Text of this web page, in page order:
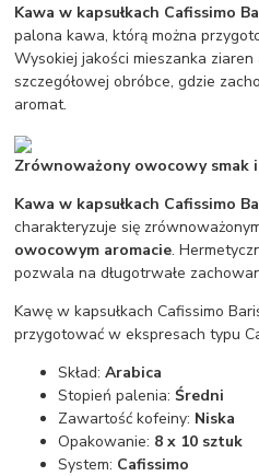
Kawa w kapsułkach Cafissimo
palona kawa, którą można
Wysokiej jakości mieszanka
szczegółowej obróbce, gdzie
aromat.
Zrównoważony owocowy smak
Kawa w kapsułkach Cafissimo
charakteryzuje się
owocowym aromacie.
pozwala na długotrwałe
Kawę w kapsułkach Cafissimo
przygotować w ekspresach typu
Skład:Arabica
Stopień palenia:Średni
Zawartość kofeiny: Niska
Opakowanie: 8 x 10 sztuk
System: Cafissimo